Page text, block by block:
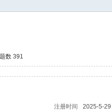
数 391
注册时间
2025-5-